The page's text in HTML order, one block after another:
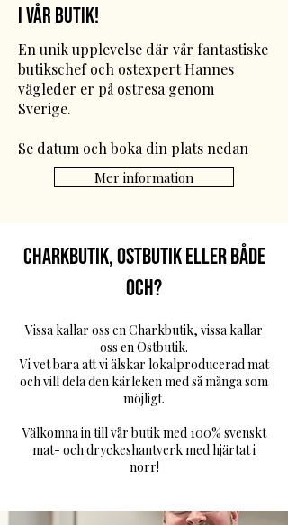
i vår butik!
​En unik upplevelse där vår fantastiske
butikschef och ostexpert Hannes
vägleder er på ostresa genom
Sverige.
Se datum och boka din plats nedan
Mer information
Charkbutik, ostbutik eller både
och?
Vissa kallar oss en Charkbutik, vissa kallar
oss en Ostbutik.
Vi vet bara att vi älskar lokalproducerad mat
och vill dela den kärleken med så många som
möjligt.
Välkomna in till vår butik med 100% svenskt
mat- och dryckeshantverk med hjärtat i
norr!